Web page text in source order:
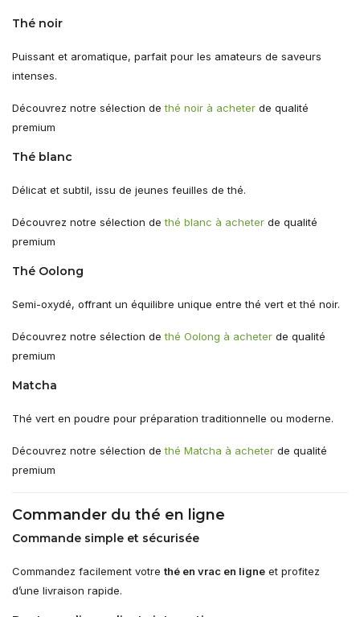
Thé noir
Puissant et aromatique, parfait pour les amateurs de saveurs
intenses.
Découvrez notre sélection dethé noir à acheter de qualité
premium
Thé blanc
Délicat et subtil, issu de jeunes feuilles de thé.
Découvrez notre sélection dethé blanc à acheter de qualité
premium
Thé Oolong
Semi-oxydé, offrant un équilibre unique entre thé vert et thé noir.
Découvrez notre sélection dethé Oolong à acheter de qualité
premium
Matcha
Thé vert en poudre pour préparation traditionnelle ou moderne.
Découvrez notre sélection dethé Matcha à acheter de qualité
premium
Commander du thé en ligne
Commande simple et sécurisée
Commandez facilement votre thé en vrac en ligne et profitez
d’une livraison rapide.